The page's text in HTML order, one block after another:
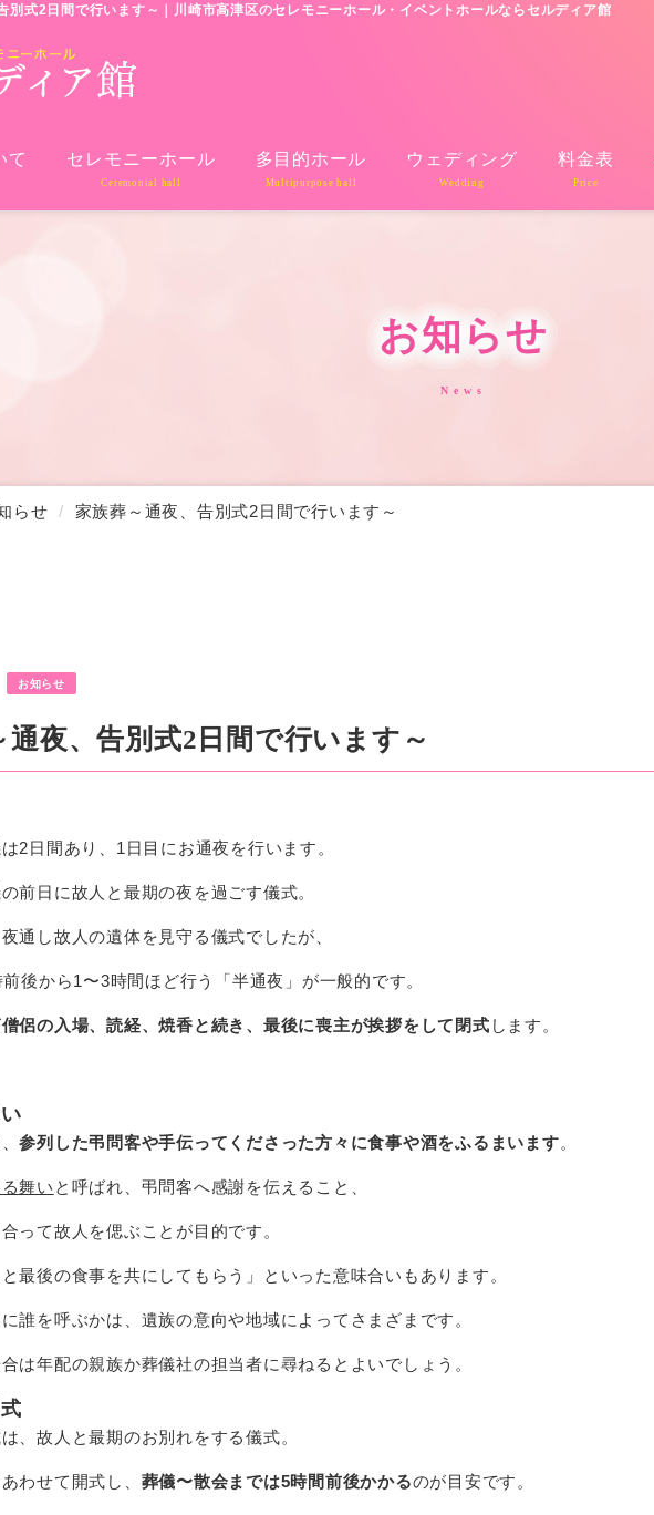
別式2日間で行います～｜川崎市高津区のセレモニーホール・イベントホールならセルディア館
て セレモニーホール
Ceremonial hall
多目的ホール
Multipurpose hall
ウェディング
Wedding
料金表
Price
お知らせ
News
らせ 家族葬～通夜、告別式2日間で行います～
お知らせ
通夜、告別式2日間で行います～
2日間あり、1日目にお通夜を行います。
前日に故人と最期の夜を過ごす儀式。
通し故人の遺体を見守る儀式でしたが、
後から1〜3時間ほど行う「半通夜」が一般的です。
僧侶の入場、読経、焼香と続き、最後に喪主が挨拶をして閉式 します。
参列した弔問客や手伝ってくださった方々に食事や酒をふるまいます。
舞い と呼ばれ、弔問客へ感謝を伝えること、
って故人を偲ぶことが目的です。
最後の食事を共にしてもらう」といった意味合いもあります。
誰を呼ぶかは、遺族の意向や地域によってさまざまです。
は年配の親族か葬儀社の担当者に尋ねるとよいでしょう。
、 故人と最期のお別れをする儀式。
わせて開式し、 葬儀〜散会までは5時間前後かかるのが目安です。